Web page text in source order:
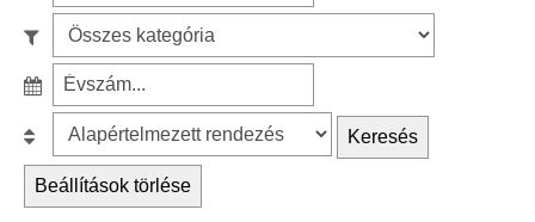
e
c
f
o
z
é
s
z
é
e
s
Keresés
Beállítások törlése